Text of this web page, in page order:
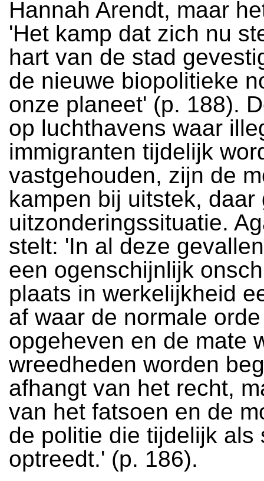
Hannah Arendt, maar
'Het kamp dat zich nu
hart van de stad
de nieuwe biopolitieke
onze planeet' (p. 188).
op luchthavens waar
immigranten tijdelijk
vastgehouden, zijn de
kampen bij uitstek, daar
uitzonderingssituatie.
stelt: 'In al deze
een ogenschijnlijk
plaats in werkelijkheid
af waar de normale
opgeheven en de mate
wreedheden worden
afhangt van het recht,
van het fatsoen en de
de politie die tijdelijk als
optreedt.' (p. 186).